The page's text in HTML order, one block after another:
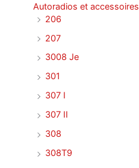
Autoradios et accessoires
206
207
3008 Je
301
307 I
307 II
308
308T9